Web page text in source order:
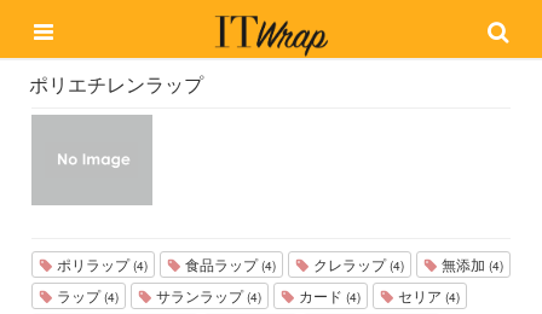
ポリエチレンラップ
ポリラップ(4) 食品ラップ(4) クレラップ(4) 無添加 (4)
ラップ(4) サランラップ(4) カード (4) セリア (4)